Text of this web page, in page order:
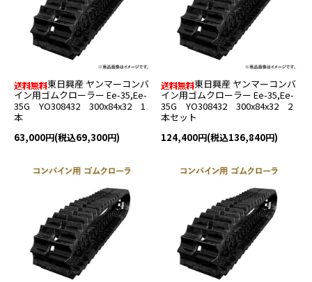
東日興産 ヤンマーコンバ
イン用ゴムクローラー Ee-35,Ee-
35G YO308432 300x84x32 1
本
63,000円(税込69,300円)
東日興産 ヤンマーコンバ
イン用ゴムクローラー Ee-35,Ee-
35G YO308432 300x84x32 2
本セット
124,400円(税込136,840円)